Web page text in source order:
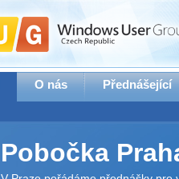
O nás Přednášející
Pobočka